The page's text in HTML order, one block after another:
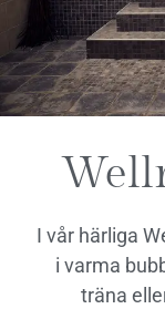
I vår härliga
i varma
träna